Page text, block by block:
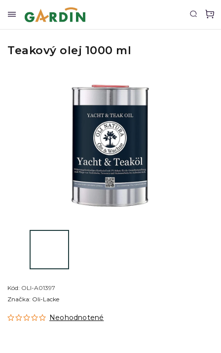
Teakový olej 1000 ml
Kód: OLI-A01397
Neohodnotené
Značka: Oli-Lacke